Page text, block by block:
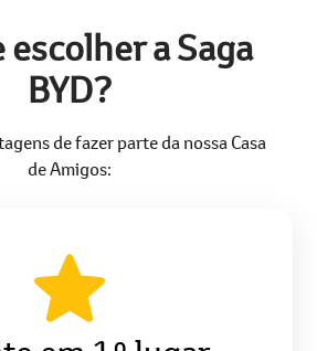
BYD?
de fazer parte da nossa Casa
de Amigos:
em 1º lugar